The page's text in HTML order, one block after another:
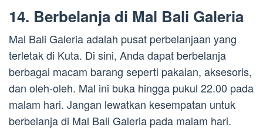
14. Berbelanja di Mal Bali Galeria
Mal Bali Galeria adalah pusat perbelanjaan yang
terletak di Kuta. Di sini, Anda dapat berbelanja
berbagai macam barang seperti pakaian, aksesoris,
dan oleh-oleh. Mal ini buka hingga pukul 22.00 pada
malam hari. Jangan lewatkan kesempatan untuk
berbelanja di Mal Bali Galeria pada malam hari.